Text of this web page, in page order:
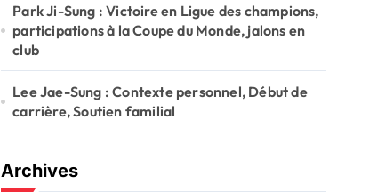
Park Ji-Sung : Victoire en Ligue des champions,
participations à la Coupe du Monde, jalons en
club
Lee Jae-Sung : Contexte personnel, Début de
carrière, Soutien familial
Archives